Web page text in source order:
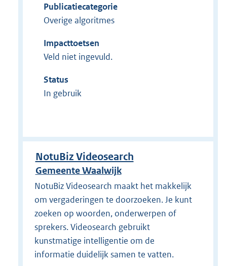
Publicatiecategorie
Overige algoritmes
Impacttoetsen
Veld niet ingevuld.
Status
In gebruik
NotuBiz Videosearch
Gemeente Waalwijk
NotuBiz Videosearch maakt het makkelijk
om vergaderingen te doorzoeken. Je kunt
zoeken op woorden, onderwerpen of
sprekers. Videosearch gebruikt
kunstmatige intelligentie om de
informatie duidelijk samen te vatten.